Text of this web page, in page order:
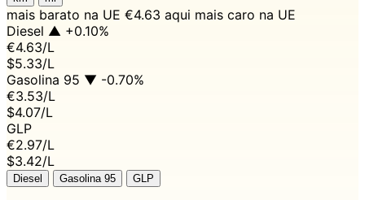
mais barato na UE €4.63 aqui mais caro na UE
Diesel ▲ +0.10%
€4.63/L
$5.33/L
Gasolina 95 ▼ -0.70%
€3.53/L
$4.07/L
GLP
€2.97/L
$3.42/L
Diesel Gasolina 95 GLP